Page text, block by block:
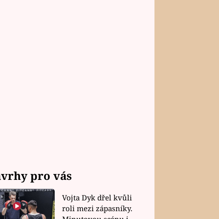
pro vás
Vojta Dyk dřel kvůli
roli mezi zápasníky.